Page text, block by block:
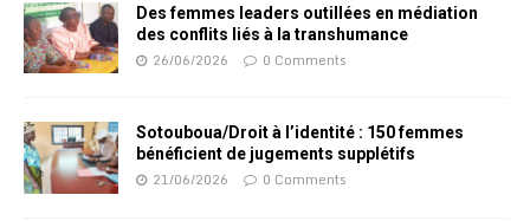
Des femmes leaders outillées en médiation
des conflits liés à la transhumance
26/06/2026 0 Comments
Sotouboua/Droit à l’identité : 150 femmes
bénéficient de jugements supplétifs
21/06/2026 0 Comments